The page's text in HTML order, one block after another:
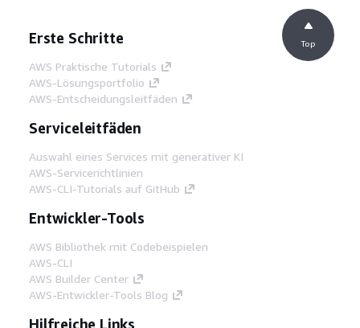
Erste Schritte
AWS Praktische Tutorials
AWS-Lösungsportfolio
AWS-Entscheidungsleitfäden
Serviceleitfäden
Auswahl eines Services mit generativer KI
AWS-Servicerichtlinien
AWS-CLI-Tutorials auf GitHub
Entwickler-Tools
AWS Bibliothek mit Codebeispielen
AWS-CLI
AWS Builder Center
AWS-Entwickler-Tools Blog
Hilfreiche Links
Top